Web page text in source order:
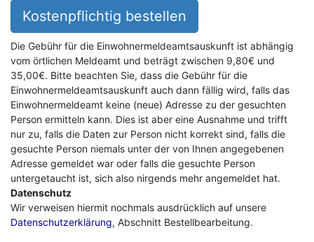
Kostenpflichtig bestellen
Die Gebühr für die Einwohnermeldeamtsauskunft ist abhängig
vom örtlichen Meldeamt und beträgt zwischen 9,80€ und
35,00€. Bitte beachten Sie, dass die Gebühr für die
Einwohnermeldeamtsauskunft auch dann fällig wird, falls das
Einwohnermeldeamt keine (neue) Adresse zu der gesuchten
Person ermitteln kann. Dies ist aber eine Ausnahme und trifft
nur zu, falls die Daten zur Person nicht korrekt sind, falls die
gesuchte Person niemals unter der von Ihnen angegebenen
Adresse gemeldet war oder falls die gesuchte Person
untergetaucht ist, sich also nirgends mehr angemeldet hat.
Datenschutz
Wir verweisen hiermit nochmals ausdrücklich auf unsere
Datenschutzerklärung, Abschnitt Bestellbearbeitung.